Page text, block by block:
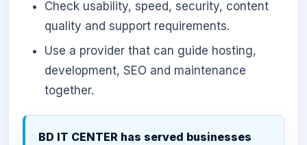
Check usability, speed, security, content
quality and support requirements.
Use a provider that can guide hosting,
development, SEO and maintenance
together.
BD IT CENTER has served businesses